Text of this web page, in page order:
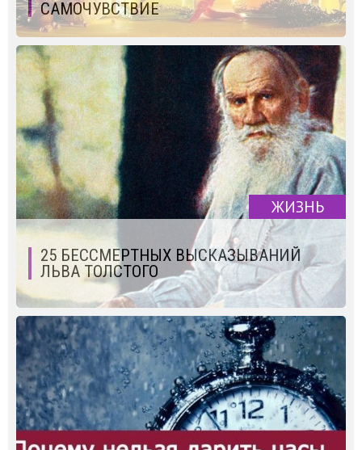
САМОЧУВСТВИЕ
ЖИЗНЬ
25 БЕССМЕРТНЫХ ВЫСКАЗЫВАНИЙ
ЛЬВА ТОЛСТОГО